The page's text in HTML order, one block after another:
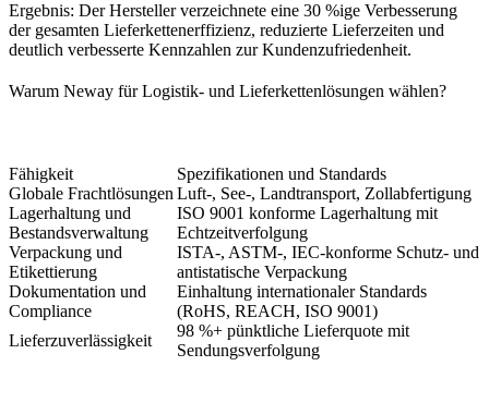
Ergebnis: Der Hersteller verzeichnete eine 30 %ige Verbesserung
der gesamten Lieferkettenerffizienz, reduzierte Lieferzeiten und
deutlich verbesserte Kennzahlen zur Kundenzufriedenheit.
Warum Neway für Logistik- und Lieferkettenlösungen wählen?
Fähigkeit
Spezifikationen und Standards
Globale Frachtlösungen Luft-, See-, Landtransport, Zollabfertigung
Lagerhaltung und
Bestandsverwaltung
ISO 9001 konforme Lagerhaltung mit
Echtzeitverfolgung
Verpackung und
Etikettierung
ISTA-, ASTM-, IEC-konforme Schutz- und
antistatische Verpackung
Dokumentation und
Compliance
Einhaltung internationaler Standards
(RoHS, REACH, ISO 9001)
Lieferzuverlässigkeit
98 %+ pünktliche Lieferquote mit
Sendungsverfolgung